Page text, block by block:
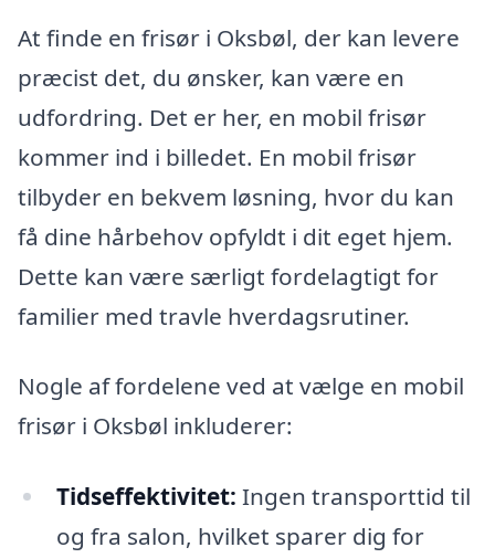
At finde en frisør i Oksbøl, der kan levere
præcist det, du ønsker, kan være en
udfordring. Det er her, en mobil frisør
kommer ind i billedet. En mobil frisør
tilbyder en bekvem løsning, hvor du kan
få dine hårbehov opfyldt i dit eget hjem.
Dette kan være særligt fordelagtigt for
familier med travle hverdagsrutiner.
Nogle af fordelene ved at vælge en mobil
frisør i Oksbøl inkluderer:
Tidseffektivitet: Ingen transporttid til
og fra salon, hvilket sparer dig for